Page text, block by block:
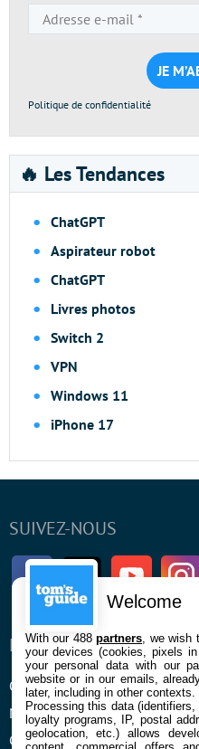
Politique de confidentialité
🔥 Les Tendances
ChatGPT
Aspirateur robot
ChatGPT
Livres photos
Switch 2
VPN
Windows 11
iPhone 17
SUIVEZ-NOUS
FacebookTwitter
ENTREPRISE
Qui sommes nous
Mentions légales et CGU
Confidentialité et Cookies
Welcome
With our 488partners , we
your devices (cookies, pixels
your personal data with our
website or in our emails,
later, including in other contexts.
Processing this data
loyalty programs, IP, postal
geolocation, etc.) allows
content, commercial offers